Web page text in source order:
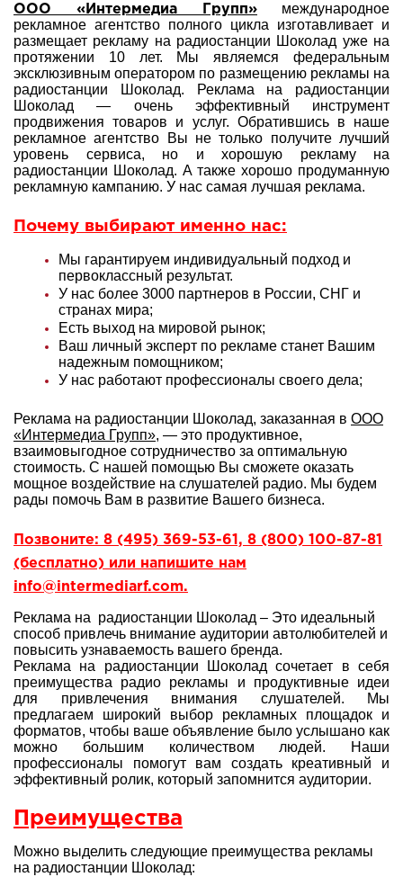
ООО «Интермедиа Групп» международное
рекламное агентство полного цикла изготавливает и
размещает рекламу на радиостанции Шоколад уже на
протяжении 10 лет. Мы являемся федеральным
эксклюзивным оператором по размещению рекламы на
радиостанции Шоколад. Реклама на радиостанции
Шоколад — очень эффективный инструмент
продвижения товаров и услуг. Обратившись в наше
рекламное агентство Вы не только получите лучший
уровень сервиса, но и хорошую рекламу на
радиостанции Шоколад. А также хорошо продуманную
рекламную кампанию. У нас самая лучшая реклама.
Почему выбирают именно нас:
Мы гарантируем индивидуальный подход и
первоклассный результат.
У нас более 3000 партнеров в России, СНГ и
странах мира;
Есть выход на мировой рынок;
Ваш личный эксперт по рекламе станет Вашим
надежным помощником;
У нас работают профессионалы своего дела;
Реклама на радиостанции Шоколад, заказанная в ООО
«Интермедиа Групп», — это продуктивное,
взаимовыгодное сотрудничество за оптимальную
стоимость. С нашей помощью Вы сможете оказать
мощное воздействие на слушателей радио. Мы будем
рады помочь Вам в развитие Вашего бизнеса.
Позвоните: 8 (495) 369-53-61, 8 (800) 100-87-81
(бесплатно) или напишите нам
info@intermediarf.com.
Реклама на радиостанции Шоколад – Это идеальный
способ привлечь внимание аудитории автолюбителей и
повысить узнаваемость вашего бренда.
Реклама на радиостанции Шоколад сочетает в себя
преимущества радио рекламы и продуктивные идеи
для привлечения внимания слушателей. Мы
предлагаем широкий выбор рекламных площадок и
форматов, чтобы ваше объявление было услышано как
можно большим количеством людей. Наши
профессионалы помогут вам создать креативный и
эффективный ролик, который запомнится аудитории.
Преимущества
Можно выделить следующие преимущества рекламы
на радиостанции Шоколад: